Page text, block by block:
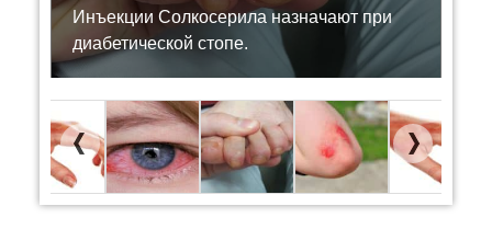
Инъекции Солкосерила назначают при
диабетической стопе.
Previous Next